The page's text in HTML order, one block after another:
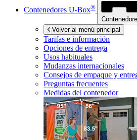
Contenedores U-Box®
Volver al menú principal
Tarifas e información
Opciones de entrega
Usos habituales
Mudanzas internacionales
Consejos de empaque y
Preguntas frecuentes
Medidas del contenedor